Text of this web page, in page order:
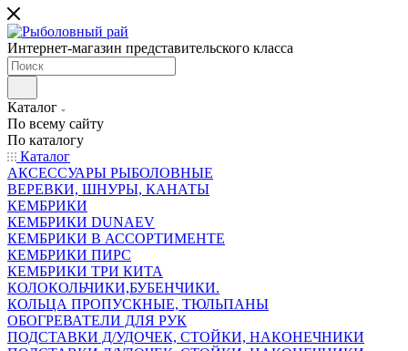
Интернет-магазин представительского класса
Каталог
По всему сайту
По каталогу
Каталог
АКСЕССУАРЫ РЫБОЛОВНЫЕ
ВЕРЕВКИ, ШНУРЫ, КАНАТЫ
КЕМБРИКИ
КЕМБРИКИ DUNAEV
КЕМБРИКИ В АССОРТИМЕНТЕ
КЕМБРИКИ ПИРС
КЕМБРИКИ ТРИ КИТА
КОЛОКОЛЬЧИКИ,БУБЕНЧИКИ.
КОЛЬЦА ПРОПУСКНЫЕ, ТЮЛЬПАНЫ
ОБОГРЕВАТЕЛИ ДЛЯ РУК
ПОДСТАВКИ Д/УДОЧЕК, СТОЙКИ, НАКОНЕЧНИКИ